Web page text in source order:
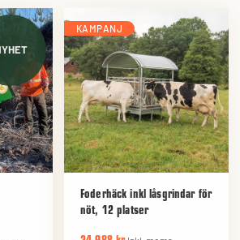
KAMPANJ
Foderhäck inkl låsgrindar för
nöt, 12 platser